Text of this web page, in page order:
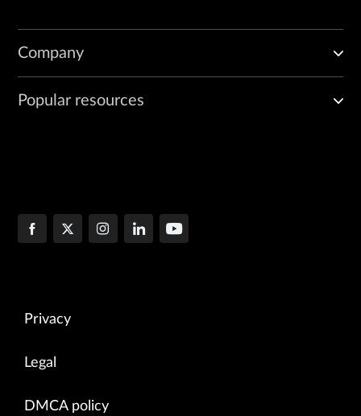
Company
Popular resources
Privacy
Legal
DMCA policy